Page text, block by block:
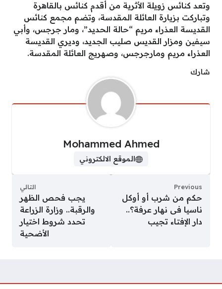
وتعد كنائس زويلة الأثرية من أقدم كنائس بالقاهرة
وتباركت بزيارة العائلة المقدسة، وتضم مجمع كنائس
القديسة العذراء مريم “حالة الحديد”، ومار جرجس، وأبي
سيفين ومزار القديس صليب الجديد، وديري القديسة
العذراء مريم ومارجرجس، وصهريج العائلة المقدسة.
شارك
Mohammed Ahmed
الموقع الالكتروني
Previous
حكم من شرب أو أوكل
ناسيا فى نهار عرفة؟..
دار الإفتاء تجيب
التالي
يجب فحص الظهر
والرقبة.. وزارة الزراعة
تحدد شروط اختيار
الأضحية